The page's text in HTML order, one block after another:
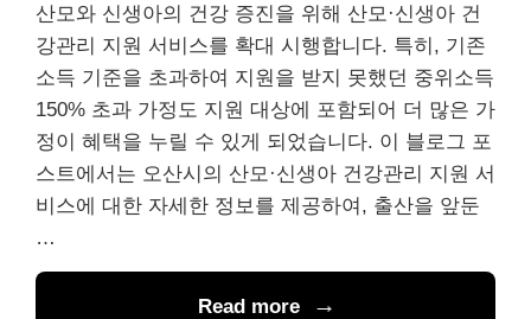
산모와 신생아의 건강 증진을 위해 산모·신생아 건
강관리 지원 서비스를 확대 시행합니다. 특히, 기존
소득 기준을 초과하여 지원을 받지 못했던 중위소득
150% 초과 가정도 지원 대상에 포함되어 더 많은 가
정이 혜택을 누릴 수 있게 되었습니다. 이 블로그 포
스트에서는 오산시의 산모·신생아 건강관리 지원 서
비스에 대한 자세한 정보를 제공하여, 출산을 앞둔
…
Read more